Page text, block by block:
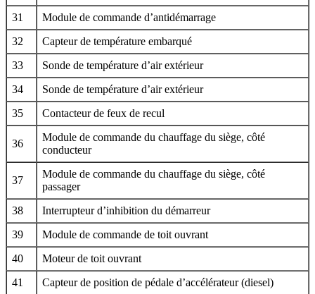
31
Module de commande d’antidémarrage
32
Capteur de température embarqué
33
Sonde de température d’air extérieur
34
Sonde de température d’air extérieur
35
Contacteur de feux de recul
36
Module de commande du chauffage du siège, côté
conducteur
37
Module de commande du chauffage du siège, côté
passager
38
Interrupteur d’inhibition du démarreur
39
Module de commande de toit ouvrant
40
Moteur de toit ouvrant
41
Capteur de position de pédale d’accélérateur (diesel)